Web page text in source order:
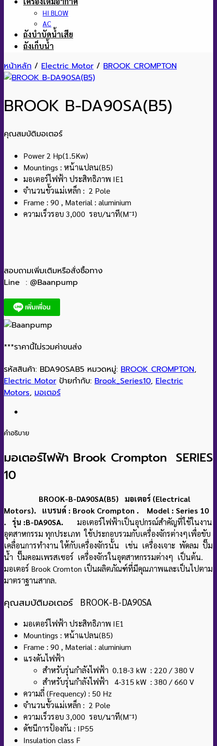
HI BLOW
AC
ถังบำบัดน้ำเสีย
ถังเก็บน้ำ
หน้าหลัก / Electric Motor / BROOK CROMPTON
BROOK B-DA90SA(B5)
คุณสมบัติมอเตอร์
Power 2 Hp(1.5Kw)
Mountings : หน้าแปลน(B5)
มอเตอร์ไฟฟ้า ประสิทธิภาพ IE1
จำนวนขั้วแม่เหล็ก : 2 Pole
Frame : 90 , Material : aluminium
ความเร็วรอบ 3,000 รอบ/นาที(M¯¹)
สอบถามเพิ่มเติมหรือสั่งซื้อทาง
Line : @Baanpump
***ราคานี้ไม่รวมค่าขนส่ง
รหัสสินค้า: BDA90SAB5 หมวดหมู่: BROOK CROMPTON,
Electric Motor ป้ายกำกับ: Brook_Series10, Electric
Motors, มอเตอร์
คำอธิบาย
มอเตอร์ไฟฟ้า Brook Crompton SERIES
10
BROOK-B-DA90SA(B5) มอเตอร์ (Electrical
Motors). แบรนด์ : Brook Crompton . Model : Series 10
. รุ่น :B-DA90SA.
มอเตอร์ไฟฟ้าเป็นอุปกรณ์สำคัญที่ใช้ในงาน
อุตสาหกรรม ทุกประเภท ใช้ประกอบรวมกับเครื่องจักรต่างๆเพื่อขับ
เคลื่อนการทำงาน ให้กับเครื่องจักรนั้น เช่น เครื่องเจาะ พัดลม ปั๊ม
น้ำ ปั๊มคอมเพรสเซอร์ เครื่องจักรในอุตสาหกรรมต่างๆ เป็นต้น.
มอเตอร์ Brook Cromton เป็นผลิตภัณฑ์ที่มีคุณภาพและเป็นไปตาม
มาตราฐานสากล.
คุณสมบัติมอเตอร์ BROOK-B-DA90SA
มอเตอร์ไฟฟ้า ประสิทธิภาพ IE1
Mountings : หน้าแปลน(B5)
Frame : 90 , Material : aluminium
แรงดันไฟฟ้า
สำหรับรุ่นกำลังไฟฟ้า 0.18-3 kW : 220 / 380 V
สำหรับรุ่นกำลังไฟฟ้า 4-315 kW : 380 / 660 V
ความถี่ (Frequency) : 50 Hz
จำนวนขั้วแม่เหล็ก : 2 Pole
ความเร็วรอบ 3,000 รอบ/นาที(M¯¹)
ดัชนีการป้องกัน : IP55
Insulation class F